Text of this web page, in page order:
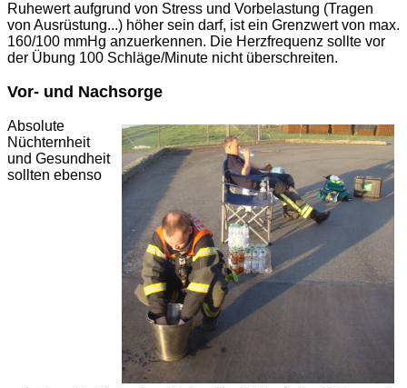
Ruhewert aufgrund von Stress und Vorbelastung (Tragen
von Ausrüstung...) höher sein darf, ist ein Grenzwert von max.
160/100 mmHg anzuerkennen. Die Herzfrequenz sollte vor
der Übung 100 Schläge/Minute nicht überschreiten.
Vor- und Nachsorge
Absolute
Nüchternheit
und Gesundheit
sollten ebenso